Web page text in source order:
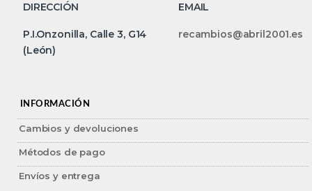
DIRECCIÓN EMAIL
P.I.Onzonilla, Calle 3, G14
(León)
recambios@abril2001.es
INFORMACIÓN
Cambios y devoluciones
Métodos de pago
Envíos y entrega